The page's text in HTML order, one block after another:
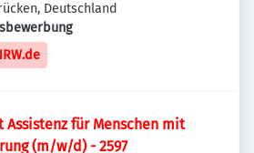
Deutschland
Assistenz für Menschen mit
(m/w/d) - 2597